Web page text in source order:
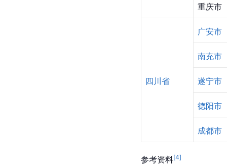
重庆市
四川省
广安市
南充市
遂宁市
德阳市
成都市
参考资料[4]